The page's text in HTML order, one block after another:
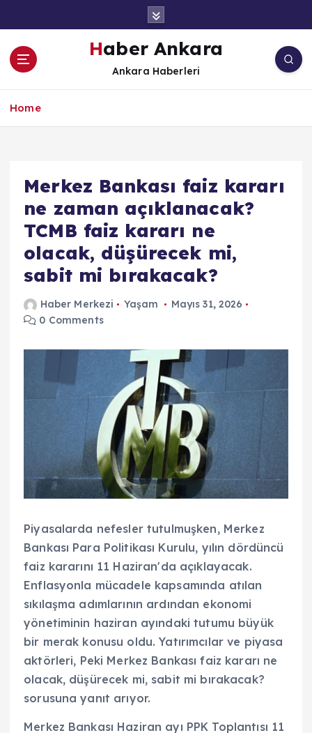
Haber Ankara
Ankara Haberleri
Home
Merkez Bankası faiz kararı
ne zaman açıklanacak?
TCMB faiz kararı ne
olacak, düşürecek mi,
sabit mi bırakacak?
Haber Merkezi Yaşam
Mayıs 31, 2026
0 Comments
Piyasalarda nefesler tutulmuşken, Merkez
Bankası Para Politikası Kurulu, yılın dördüncü
faiz kararını 11 Haziran'da açıklayacak.
Enflasyonla mücadele kapsamında atılan
sıkılaşma adımlarının ardından ekonomi
yönetiminin haziran ayındaki tutumu büyük
bir merak konusu oldu. Yatırımcılar ve piyasa
aktörleri, Peki Merkez Bankası faiz kararı ne
olacak, düşürecek mi, sabit mi bırakacak?
sorusuna yanıt arıyor.
Merkez Bankası Haziran ayı PPK Toplantısı 11